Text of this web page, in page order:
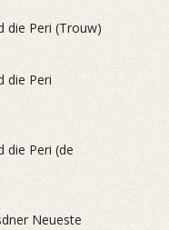
die Peri (Trouw)
die Peri
die Peri (de
Neueste